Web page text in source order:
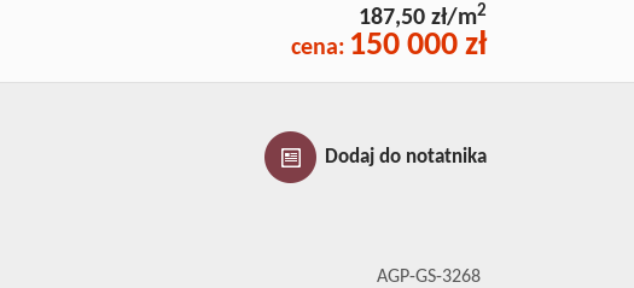
187,50 zł/m2
cena: 150 000 zł
Dodaj do notatnika
AGP-GS-3268